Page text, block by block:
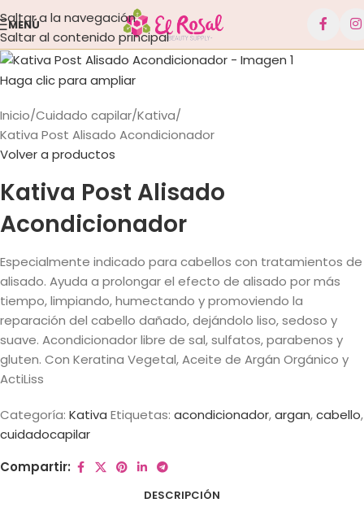
Saltar a la navegación
Saltar al contenido principal
MENÚ
Haga clic para ampliar
Inicio Cuidado capilar Kativa
Kativa Post Alisado Acondicionador
Volver a productos
Kativa Post Alisado
Acondicionador
Especialmente indicado para cabellos con tratamientos de
alisado. Ayuda a prolongar el efecto de alisado por más
tiempo, limpiando, humectando y promoviendo la
reparación del cabello dañado, dejándolo liso, sedoso y
suave. Acondicionador libre de sal, sulfatos, parabenos y
gluten. Con Keratina Vegetal, Aceite de Argán Orgánico y
ActiLiss
Categoría: Kativa Etiquetas: acondicionador,argan,cabello,
cuidadocapilar
Compartir:
DESCRIPCIÓN